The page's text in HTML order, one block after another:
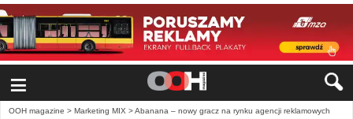
≡
OOH magazine > Marketing MIX >Abanana – nowy gracz na rynku agencji reklamowych